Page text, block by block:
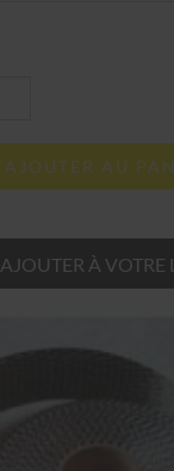
AJOUTER AU
AJOUTER À VOTRE